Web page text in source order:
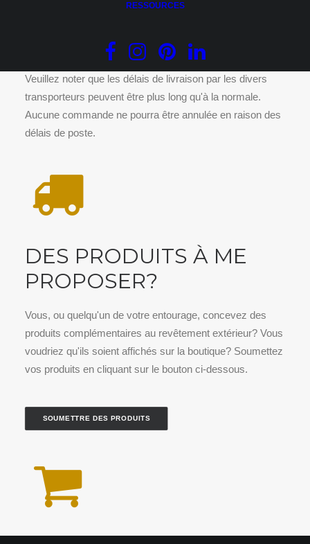
RESSOURCES
DÉLAIS DE LIVRAISON
Veuillez noter que les délais de livraison par les divers
transporteurs peuvent être plus long qu'à la normale.
Aucune commande ne pourra être annulée en raison des
délais de poste.
DES PRODUITS À ME
PROPOSER?
Vous, ou quelqu'un de votre entourage, concevez des
produits complémentaires au revêtement extérieur? Vous
voudriez qu'ils soient affichés sur la boutique? Soumettez
vos produits en cliquant sur le bouton ci-dessous.
SOUMETTRE DES PRODUITS